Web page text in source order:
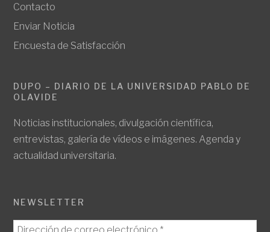
Contacto
Enviar Noticia
Encuesta de Satisfacción
DUPO – DIARIO DE LA UNIVERSIDAD PABLO DE
OLAVIDE
Noticias institucionales, divulgación científica,
entrevistas, galería de vídeos e imágenes. Agenda y
actualidad universitaria.
NEWSLETTER